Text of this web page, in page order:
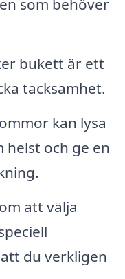
som behöver
bukett är ett
tacksamhet.
kan lysa
helst och ge en
att välja
du verkligen